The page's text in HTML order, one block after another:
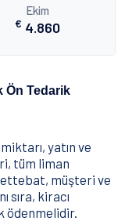
Ekim
€ 4.860
Ön Tedarik
yatın ve
tüm liman
müşteri ve
sıra, kiracı
ödenmelidir.